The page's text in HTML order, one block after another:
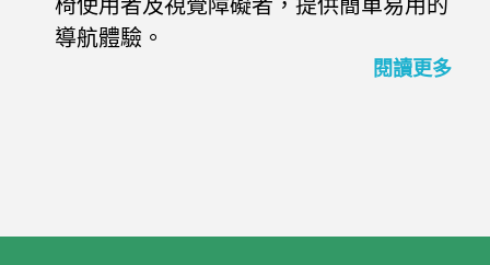
椅使用者及視覺障礙者，提供簡單易用的
導航體驗。
閱讀更多